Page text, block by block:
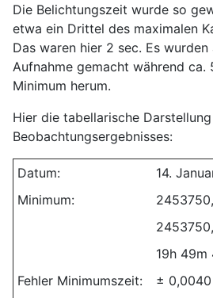
Die Belichtungszeit wurde so
etwa ein Drittel des maximalen
Das waren hier 2 sec. Es
Aufnahme gemacht während ca.
Minimum herum.
Hier die tabellarische
Beobachtungsergebnisses:
Datum:
14.
Minimum:
19h 49m
Fehler Minimumszeit:
± 0,0040